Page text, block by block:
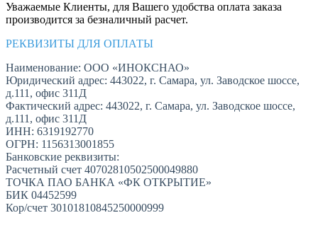
Уважаемые Клиенты, для Вашего удобства оплата заказа
производится за безналичный расчет.
РЕКВИЗИТЫ ДЛЯ ОПЛАТЫ
Наименование: ООО «ИНОКСНАО»
Юридический адрес: 443022, г. Самара, ул. Заводское шоссе,
д.111, офис 311Д
Фактический адрес: 443022, г. Самара, ул. Заводское шоссе,
д.111, офис 311Д
ИНН: 6319192770
ОГРН: 1156313001855
Банковские реквизиты:
Расчетный счет 40702810502500049880
ТОЧКА ПАО БАНКА «ФК ОТКРЫТИЕ»
БИК 04452599
Кор/счет 30101810845250000999